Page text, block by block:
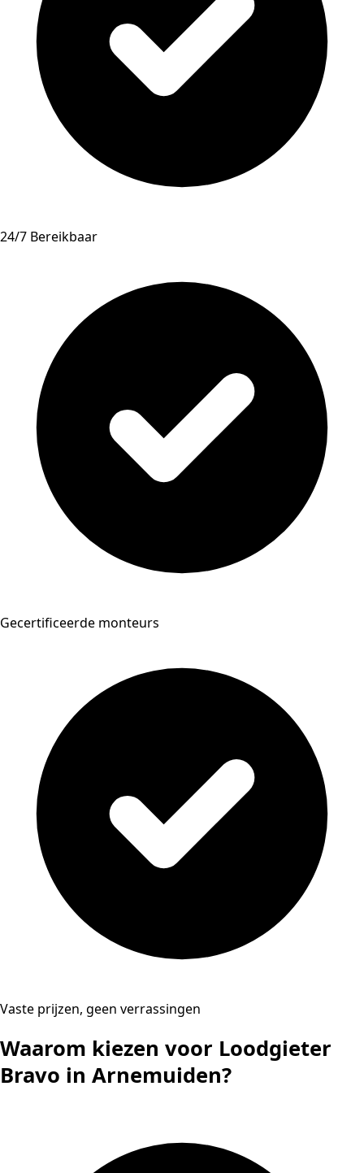
24/7 Bereikbaar
Gecertificeerde monteurs
Vaste prijzen, geen verrassingen
Waarom kiezen voor Loodgieter
Bravo in Arnemuiden?